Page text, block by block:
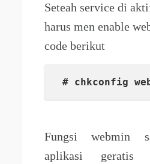
Seteah service di
harus men enable
code berikut
# chkconfig
Fungsi webmin
aplikasi geratis